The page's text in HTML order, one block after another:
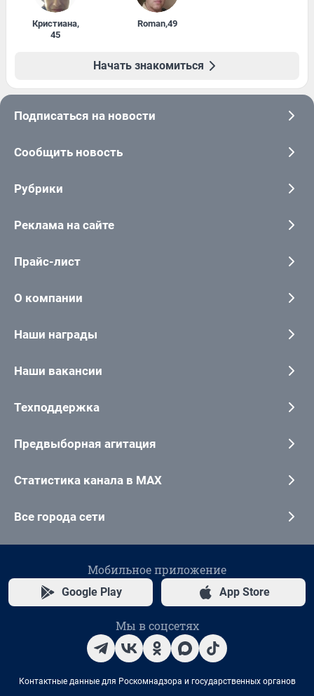
Кристиана,
45
Roman,49
Начать знакомиться
Подписаться на новости
Сообщить новость
Рубрики
Реклама на сайте
Прайс-лист
О компании
Наши награды
Наши вакансии
Техподдержка
Предвыборная агитация
Статистика канала в MAX
Все города сети
Мобильное приложение
Google Play App Store
Мы в соцсетях
Контактные данные для Роскомнадзора и государственных органов